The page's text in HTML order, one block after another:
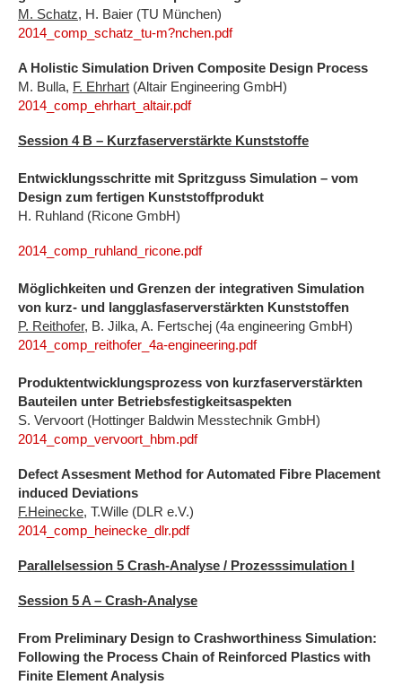
M. Schatz, H. Baier (TU München)
2014_comp_schatz_tu-m?nchen.pdf
A Holistic Simulation Driven Composite Design Process
M. Bulla, F. Ehrhart (Altair Engineering GmbH)
2014_comp_ehrhart_altair.pdf
Session 4 B – Kurzfaserverstärkte Kunststoffe
Entwicklungsschritte mit Spritzguss Simulation – vom
Design zum fertigen Kunststoffprodukt
H. Ruhland (Ricone GmbH)
2014_comp_ruhland_ricone.pdf
Möglichkeiten und Grenzen der integrativen Simulation
von kurz- und langglasfaserverstärkten Kunststoffen
P. Reithofer, B. Jilka, A. Fertschej (4a engineering GmbH)
2014_comp_reithofer_4a-engineering.pdf
Produktentwicklungsprozess von kurzfaserverstärkten
Bauteilen unter Betriebsfestigkeitsaspekten
S. Vervoort (Hottinger Baldwin Messtechnik GmbH)
2014_comp_vervoort_hbm.pdf
Defect Assesment Method for Automated Fibre Placement
induced Deviations
F.Heinecke, T.Wille (DLR e.V.)
2014_comp_heinecke_dlr.pdf
Parallelsession 5 Crash-Analyse / Prozesssimulation I
Session 5 A – Crash-Analyse
From Preliminary Design to Crashworthiness Simulation:
Following the Process Chain of Reinforced Plastics with
Finite Element Analysis